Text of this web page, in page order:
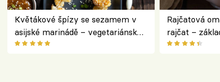
Květákové špízy se sezamem v
asijské marinádě – vegetariánská
chuťovka z grilu
Rajčatová
rajčat –